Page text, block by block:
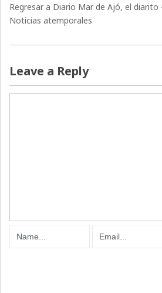
Regresar a Diario Mar de Ajó, el diarito
Noticias atemporales
Leave a Reply